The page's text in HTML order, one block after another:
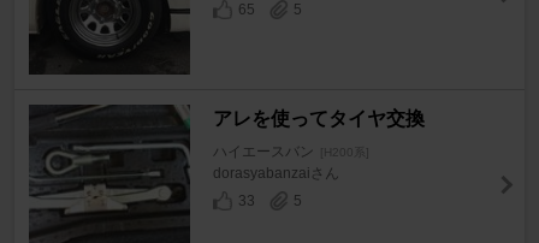
65
5
アレを使ってタイヤ交換
ハイエースバン [H200系]
dorasyabanzaiさん
33
5